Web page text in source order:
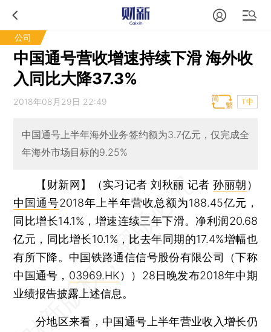
公司
中国通号营收增速持续下滑 海外收
入同比大降37.3%
2018年08月29日 22:49 T中
中国通号上半年海外业务签约额为3.7亿元，仅完成全
年海外市场目标的9.25%
【财新网】（实习记者 刘秋丽 记者孙丽朝 ）
中国通号2018年上半年营收总额为188.45亿元，
同比增长14.1%，增速连续三年下滑。净利润20.68
亿元，同比增长10.1%，比去年同期的17.4%增幅也
有所下降。中国铁路通信信号股份有限公司（下称
中国通号， 03969.HK））28日晚发布2018年中期
业绩报告披露上述信息。
分地区来看，中国通号上半年营业收入增长仍